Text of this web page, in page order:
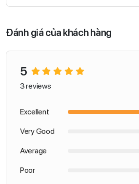
Đánh giá của khách hàng
5
3 reviews
Excellent
Very Good
Average
Poor